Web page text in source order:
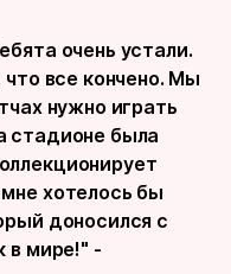
очень устали.
все кончено. Мы
нужно играть
стадионе была
хотелось бы
доносился с
в мире!" -